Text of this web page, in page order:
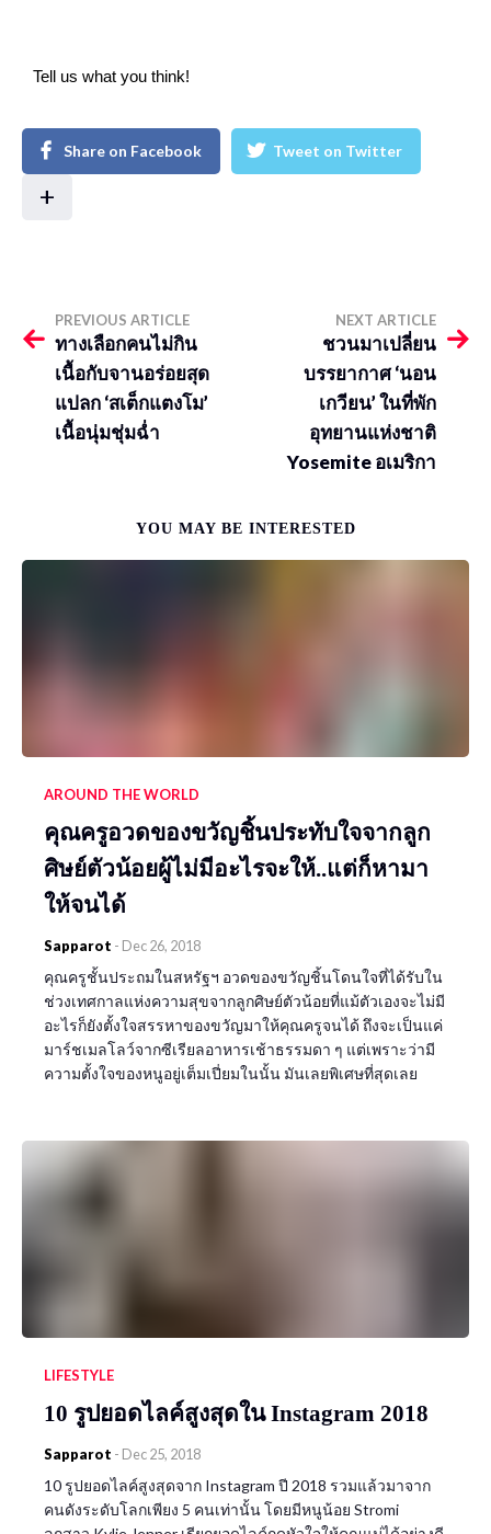
Tell us what you think!
Share on Facebook Tweet on Twitter
+
PREVIOUS ARTICLE
ทางเลือกคนไม่กิน
เนื้อกับจานอร่อยสุด
แปลก ‘สเต็กแตงโม’
เนื้อนุ่มชุ่มฉ่ำ
NEXT ARTICLE
ชวนมาเปลี่ยน
บรรยากาศ ‘นอน
เกวียน’ ในที่พัก
อุทยานแห่งชาติ
Yosemite อเมริกา
YOU MAY BE INTERESTED
AROUND THE WORLD
คุณครูอวดของขวัญชิ้นประทับใจจากลูก
ศิษย์ตัวน้อยผู้ไม่มีอะไรจะให้..แต่ก็หามา
ให้จนได้
Sapparot - Dec 26, 2018
คุณครูชั้นประถมในสหรัฐฯ อวดของขวัญชิ้นโดนใจที่ได้รับใน
ช่วงเทศกาลแห่งความสุขจากลูกศิษย์ตัวน้อยที่แม้ตัวเองจะไม่มี
อะไรก็ยังตั้งใจสรรหาของขวัญมาให้คุณครูจนได้ ถึงจะเป็นแค่
มาร์ชเมลโลว์จากซีเรียลอาหารเช้าธรรมดา ๆ แต่เพราะว่ามี
ความตั้งใจของหนูอยู่เต็มเปี่ยมในนั้น มันเลยพิเศษที่สุดเลย
LIFESTYLE
10 รูปยอดไลค์สูงสุดใน Instagram 2018
Sapparot - Dec 25, 2018
10 รูปยอดไลค์สูงสุดจาก Instagram ปี 2018 รวมแล้วมาจาก
คนดังระดับโลกเพียง 5 คนเท่านั้น โดยมีหนูน้อย Stromi